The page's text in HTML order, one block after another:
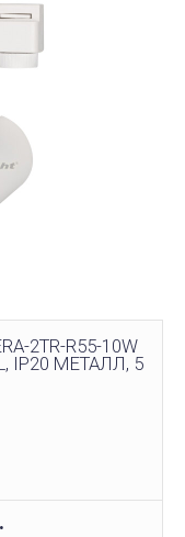
2TR-R55-10W
IP20 МЕТАЛЛ, 5